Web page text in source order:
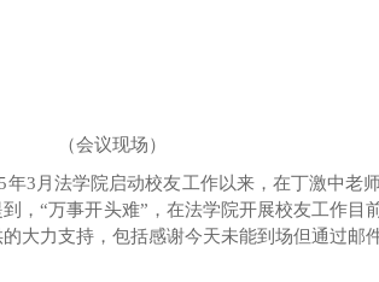
（会议现场）
年3 月 法学院启动校友工作以来，在丁激中老
，“万事开头难” ，在法学院开展校友工作目
的大力支持 ，包括感谢今天未能到场但通过邮